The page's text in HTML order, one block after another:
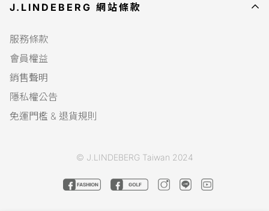
J.LINDEBERG 網站條款
服務條款
會員權益
銷售聲明
隱私權公告
免運門檻 & 退貨規則
© J.LINDEBERG Taiwan 2024